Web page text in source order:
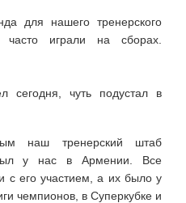
для нашего тренерского
играли на сборах.
сегодня, чуть подустал в
наш тренерский штаб
у нас в Армении. Все
с его участием, а их было у
чемпионов, в Суперкубке и